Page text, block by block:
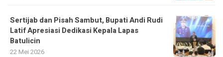
Sertijab dan Pisah Sambut, Bupati Andi Rudi
Latif Apresiasi Dedikasi Kepala Lapas
Batulicin
22 Mei 2026